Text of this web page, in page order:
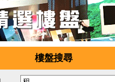
樓盤搜尋